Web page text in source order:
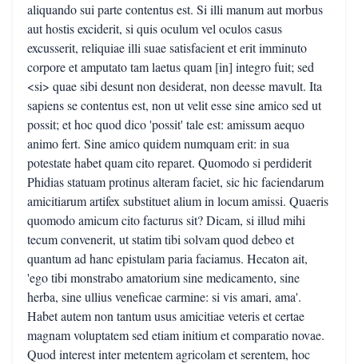
aliquando sui parte contentus est. Si illi manum aut morbus
aut hostis exciderit, si quis oculum vel oculos casus
excusserit, reliquiae illi suae satisfacient et erit imminuto
corpore et amputato tam laetus quam [in] integro fuit; sed
<si> quae sibi desunt non desiderat, non deesse mavult. Ita
sapiens se contentus est, non ut velit esse sine amico sed ut
possit; et hoc quod dico 'possit' tale est: amissum aequo
animo fert. Sine amico quidem numquam erit: in sua
potestate habet quam cito reparet. Quomodo si perdiderit
Phidias statuam protinus alteram faciet, sic hic faciendarum
amicitiarum artifex substituet alium in locum amissi. Quaeris
quomodo amicum cito facturus sit? Dicam, si illud mihi
tecum convenerit, ut statim tibi solvam quod debeo et
quantum ad hanc epistulam paria faciamus. Hecaton ait,
'ego tibi monstrabo amatorium sine medicamento, sine
herba, sine ullius veneficae carmine: si vis amari, ama'.
Habet autem non tantum usus amicitiae veteris et certae
magnam voluptatem sed etiam initium et comparatio novae.
Quod interest inter metentem agricolam et serentem, hoc